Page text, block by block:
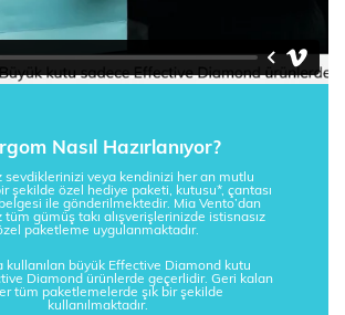
Nasıl Hazırlanıyor?
sevdiklerinizi veya kendinizi her an mutlu
şekilde özel hediye paketi, kutusu*, çantası
ile gönderilmektedir. Mia Vento’dan
tüm gümüş takı alışverişlerinizde istisnasız
paketleme uygulanmaktadır.
kullanılan büyük Effective Diamond kutu
Diamond ürünlerde geçerlidir. Geri kalan
tüm paketlemelerde şık bir şekilde
kullanılmaktadır.